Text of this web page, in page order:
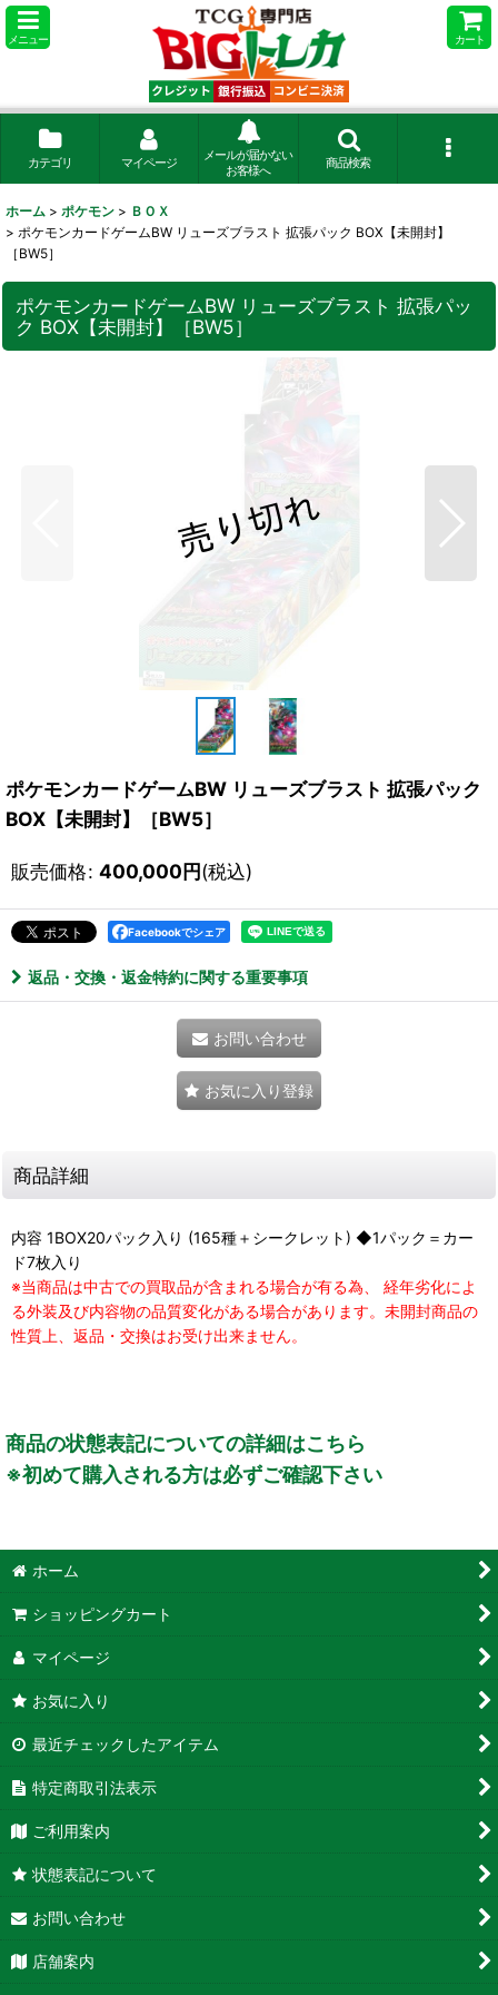
メニュー カート
カテゴリ マイページ
メールが届かない
お客様へ
商品検索
ホーム > ポケモン > ＢＯＸ
> ポケモンカードゲームBW リューズブラスト 拡張パック BOX【未開封】
［BW5］
ポケモンカードゲームBW リューズブラスト 拡張パッ
ク BOX【未開封】［BW5］
ポケモンカードゲームBW リューズブラスト 拡張パック
BOX【未開封】［BW5］
販売価格: 400,000円(税込)
Facebookでシェア
返品・交換・返金特約に関する重要事項
お問い合わせ
お気に入り登録
商品詳細
内容 1BOX20パック入り (165種＋シークレット) ◆1パック＝カー
ド7枚入り
※当商品は中古での買取品が含まれる場合が有る為、 経年劣化によ
る外装及び内容物の品質変化がある場合があります。未開封商品の
性質上、返品・交換はお受け出来ません。
商品の状態表記についての詳細はこちら
※初めて購入される方は必ずご確認下さい
ホーム
ショッピングカート
マイページ
お気に入り
最近チェックしたアイテム
特定商取引法表示
ご利用案内
状態表記について
お問い合わせ
店舗案内